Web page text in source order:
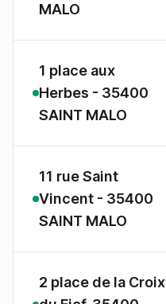
MALO
1 place aux
Herbes - 35400
SAINT MALO
11 rue Saint
Vincent - 35400
SAINT MALO
2 place de la Croix